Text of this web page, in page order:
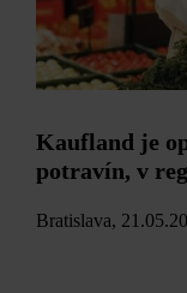
Kaufland je
potravín, v
Bratislava,